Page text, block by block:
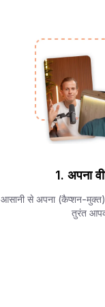
1. अपना
आसानी से अपना (कैप्शन-
तुरंत